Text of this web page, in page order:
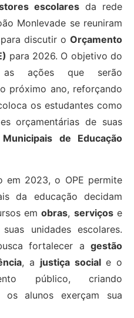
escolares da rede
Monlevade se reuniram
discutir o Orçamento
para 2026. O objetivo do
ações que serão
próximo ano, reforçando
os estudantes como
orçamentárias de suas
de Educação
em 2023, o OPE permite
da educação decidam
emobras, serviçose
unidades escolares.
fortalecer a gestão
, a justiça sociale o
público, criando
os alunos exerçam sua